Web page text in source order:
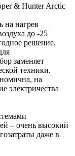
& Hunter Arctic
на нагрев
до -25
решение,
заменяет
техники.
на
электричества
– очень высокий
даже в